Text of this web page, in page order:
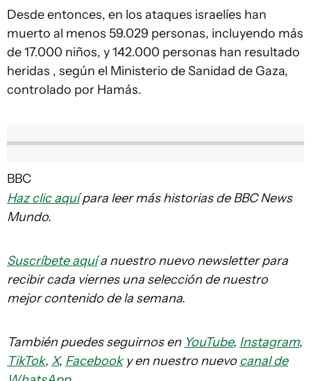
Desde entonces, en los ataques israelíes han
muerto al menos 59.029 personas, incluyendo más
de 17.000 niños, y 142.000 personas han resultado
heridas , según el Ministerio de Sanidad de Gaza,
controlado por Hamás.
BBC
Haz clic aquípara leer más historias de BBC News
Mundo.
Suscríbete aquía nuestro nuevo newsletter para
recibir cada viernes una selección de nuestro
mejor contenido de la semana.
También puedes seguirnos en YouTube, Instagram,
TikTok, X, Facebooky en nuestro nuevo canal de